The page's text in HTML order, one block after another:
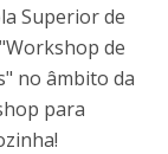
Superior de
de
no âmbito da
para